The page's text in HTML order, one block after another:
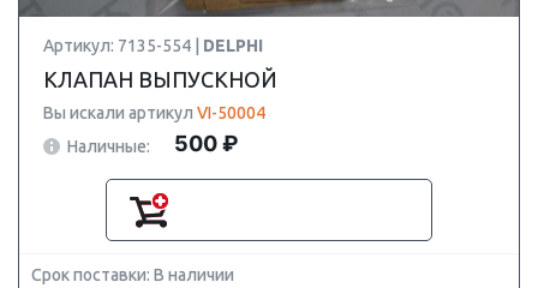
Артикул: 7135-554 | DELPHI
КЛАПАН ВЫПУСКНОЙ
Вы искали артикул VI-50004
Наличные:
500 ₽
Срок поставки: В наличии